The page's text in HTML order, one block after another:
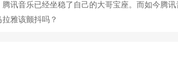
讯音乐已经坐稳了自己的大哥宝座。而如今腾讯
雅该颤抖吗？